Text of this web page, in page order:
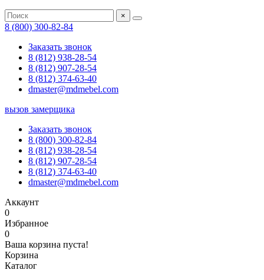
×
8 (800) 300-82-84
Заказать звонок
8 (812) 938-28-54
8 (812) 907-28-54
8 (812) 374-63-40
dmaster@mdmebel.com
вызов замерщика
Заказать звонок
8 (800) 300-82-84
8 (812) 938-28-54
8 (812) 907-28-54
8 (812) 374-63-40
dmaster@mdmebel.com
Аккаунт
0
Избранное
0
Ваша корзина пуста!
Корзина
Каталог